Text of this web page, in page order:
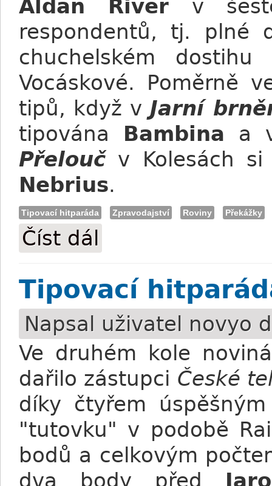
Aldan River v
respondentů, tj. plné
chuchelském
Vocáskové. Poměrně
tipů, když vJarní
tipována Bambina a
Přeloučv Kolesách si
Nebrius.
Tipovací hitparáda Zpravodajství Roviny Překážky
Číst dál
Tipovací
Napsal uživatel novyo
Ve druhém kole
dařilo zástupci České
díky čtyřem
"tutovku" v podobě
bodů a celkovým
dva body před